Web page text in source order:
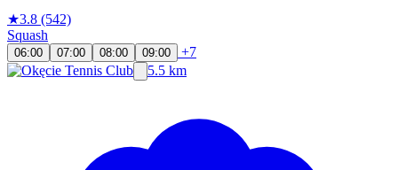
★3.8 (542)
Squash
06:00 07:00 08:00 09:00
+7
5.5 km